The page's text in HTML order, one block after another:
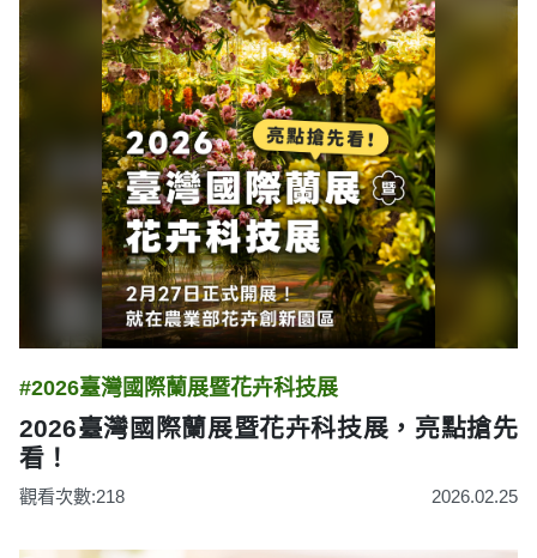
#2026臺灣國際蘭展暨花卉科技展
2026臺灣國際蘭展暨花卉科技展，亮點搶先
看！
觀看次數:218 2026.02.25